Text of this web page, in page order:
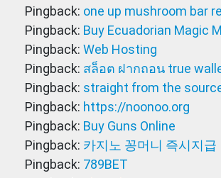
Pingback: one up mushroom bar
Pingback: Buy Ecuadorian Magic
Pingback: Web Hosting
Pingback: สล็อต ฝากถอน true
Pingback: straight from the
Pingback: https://noonoo.org
Pingback: Buy Guns Online
Pingback: 카지노 꽁머니 즉시지급
Pingback: 789BET